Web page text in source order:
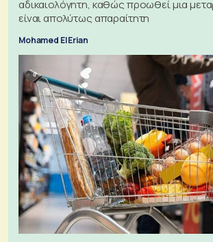
αδικαιολόγητη, καθώς προωθεί μια
είναι απολύτως απαραίτητη
Mohamed El Erian